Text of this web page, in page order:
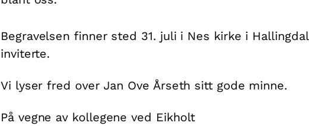
Begravelsen finner sted 31. juli i Nes kirke i
inviterte.
Vi lyser fred over Jan Ove Årseth sitt gode minne.
På vegne av kollegene ved Eikholt